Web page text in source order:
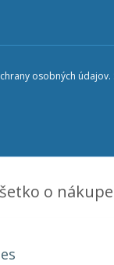
osobných
o nákupe
osobných